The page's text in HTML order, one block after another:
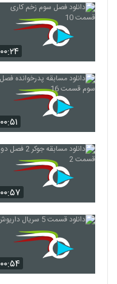
۰۰:۲۴
۰۰:۵۱
۰۰:۵۷
۰۰:۵۴